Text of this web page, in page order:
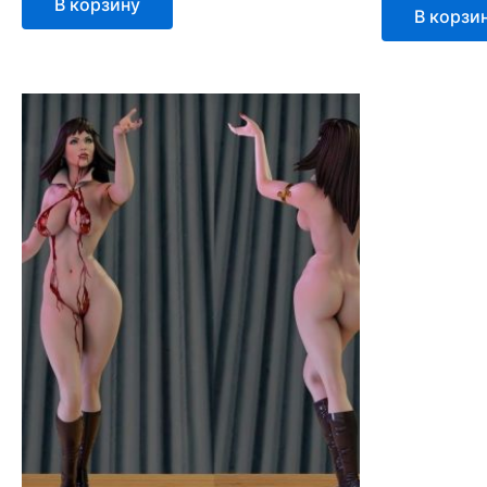
В корзину
В